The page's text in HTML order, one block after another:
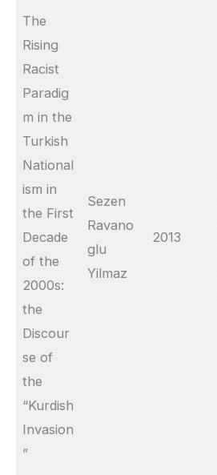
The
Rising
Racist
Paradig
m in the
Turkish
National
ism in
the First
Decade
of the
2000s:
the
Discour
se of
the
“Kurdish
Invasion
”
Sezen
Ravano
glu
Yilmaz
2013